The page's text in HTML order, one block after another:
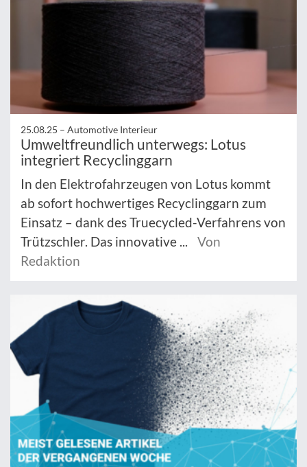
25.08.25 – Automotive Interieur
Umweltfreundlich unterwegs: Lotus
integriert Recyclinggarn
In den Elektrofahrzeugen von Lotus kommt
ab sofort hochwertiges Recyclinggarn zum
Einsatz – dank des Truecycled-Verfahrens von
Trützschler. Das innovative ...
Von
Redaktion